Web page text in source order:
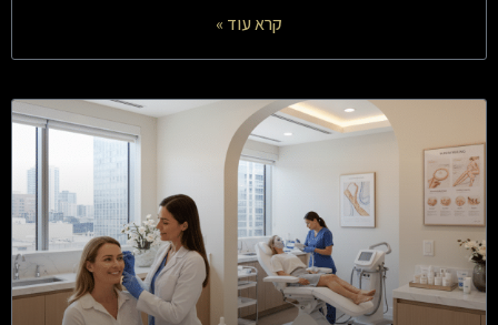
קרא עוד »